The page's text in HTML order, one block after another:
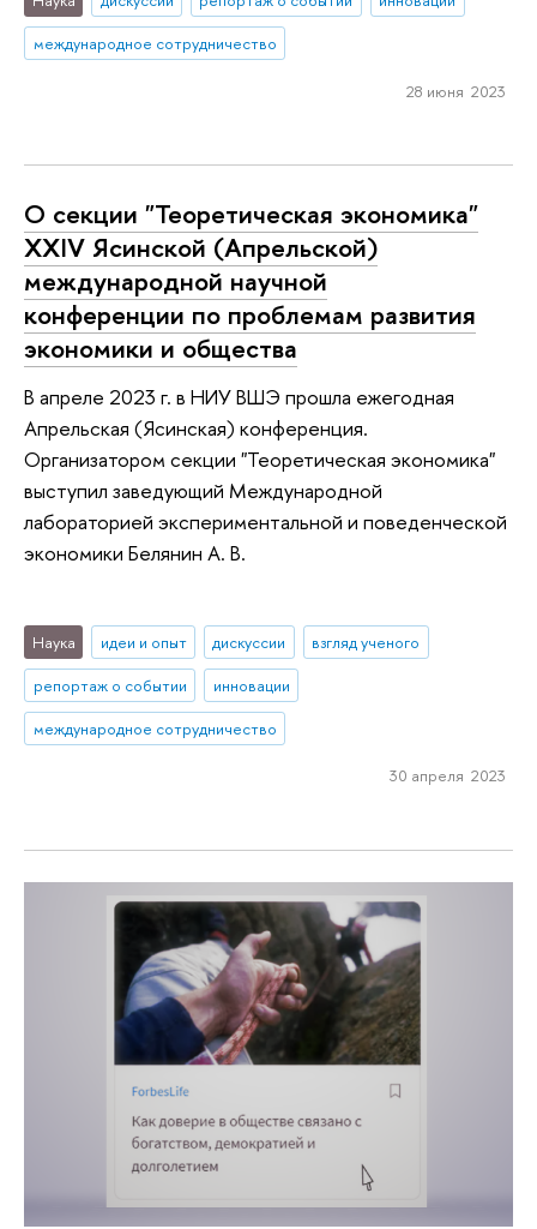
международное сотрудничество
28 июня 2023
О секции "Теоретическая экономика"
XXIV Ясинской (Апрельской)
международной научной
конференции по проблемам развития
экономики и общества
В апреле 2023 г. в НИУ ВШЭ прошла ежегодная
Апрельская (Ясинская) конференция.
Организатором секции "Теоретическая экономика"
выступил заведующий Международной
лабораторией экспериментальной и поведенческой
экономики Белянин А. В.
Наука идеи и опыт дискуссии
взгляд ученого
репортаж о событии
инновации
международное сотрудничество
30 апреля 2023